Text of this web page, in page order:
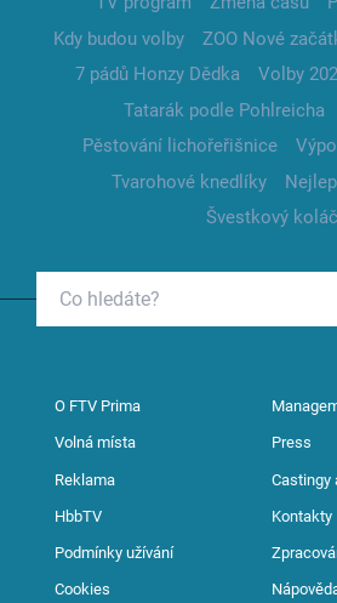
Kdy budou volby
ZOO Nové
7 pádů Honzy Dědka
Volby
Tatarák podle Pohlreicha
Pěstování lichořeřišnice
Tvarohové knedlíky
Švestkový koláč
O FTV Prima
Volná místa Press
Reklama Castingy
HbbTV Kontakty
Podmínky užívání
Cookies